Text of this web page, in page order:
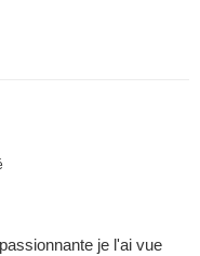
je l'ai vue